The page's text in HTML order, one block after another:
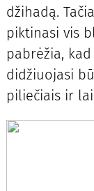
džihadą.
piktinasi vis
pabrėžia,
didžiuojasi
piliečiais ir